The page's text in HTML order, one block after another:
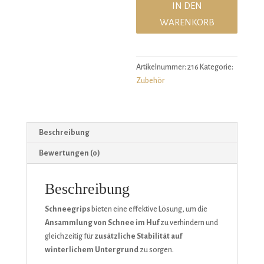
IN DEN
WARENKORB
Artikelnummer:216 Kategorie:
Zubehör
Beschreibung
Bewertungen (0)
Beschreibung
Schneegripsbieten eine effektive Lösung, um die
Ansammlung von Schnee im Hufzu verhindern und
gleichzeitig fürzusätzliche Stabilität auf
winterlichem Untergrundzu sorgen.